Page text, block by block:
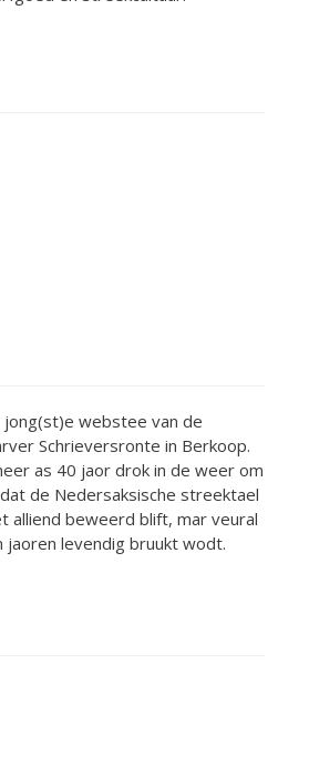
jong(st)e webstee van de
Schrieversronte in Berkoop.
as 40 jaor drok in de weer om
de Nedersaksische streektael
alliend beweerd blift, mar veural
jaoren levendig bruukt wodt.